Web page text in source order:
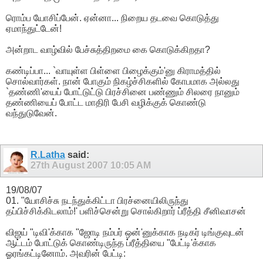
ரொம்ப யோசிப்பேன். ஏன்னா... நிறைய தடவை கொடுத்து
ஏமாந்துட்டேன்!
அன்றாட வாழ்வில் பேச்சுத்திறமை கை கொடுக்கிறதா?
கண்டிப்பா... `வாயுள்ள பிள்ளை பிழைக்கும்'னு கிராமத்தில்
சொல்வார்கள். நான் போகும் நிகழ்ச்சிகளில் கோபமாக அல்லது
`தண்ணி'யைப் போட்டுட்டு பிரச்சினை பண்ணும் சிலரை நானும்
தண்ணியைப் போட்ட மாதிரி பேசி வழிக்குக் கொண்டு
வந்துடுவேன்.
R.Lathasaid:
27th August 2007 10:05 AM
19/08/07
01. "யோசிச்சு நடந்துக்கிட்டா பிரச்னையிலிருந்து
தப்பிச்சிக்கிடலாம்!' பளிச்சென்று சொல்கிறார் ப்ரீத்தி சீனிவாசன்
விஜய் "டிவி'க்காக "ஜோடி நம்பர் ஒன்'னுக்காக நடிகர் டிங்குவுடன்
ஆட்டம் போட்டுக் கொண்டிருந்த ப்ரீத்தியை "பேட்டி'க்காக
ஓரங்கட்டினோம். அவரின் பேட்டி: